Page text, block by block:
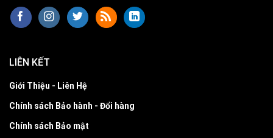
LIÊN KẾT
Giới Thiệu - Liên Hệ
Chính sách Bảo hành - Đổi hàng
Chính sách Bảo mật